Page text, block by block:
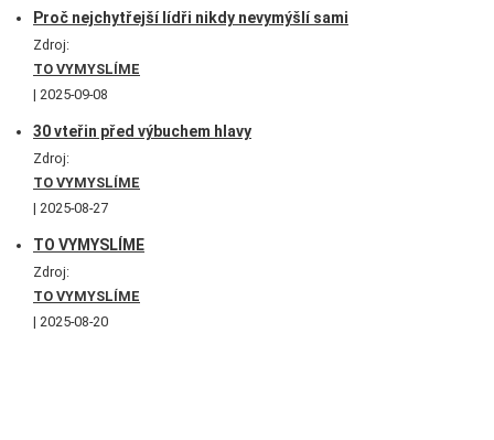
Proč nejchytřejší lídři nikdy nevymýšlí sami
Zdroj:
TO VYMYSLÍME
2025-09-08
30 vteřin před výbuchem hlavy
Zdroj:
TO VYMYSLÍME
2025-08-27
TO VYMYSLÍME
Zdroj:
TO VYMYSLÍME
2025-08-20